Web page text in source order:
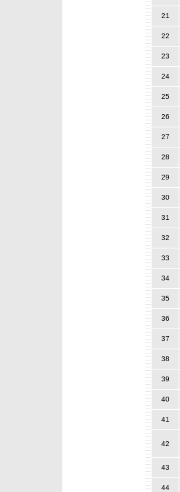
21
22
23
24
25
26
27
28
29
30
31
32
33
34
35
36
37
38
39
40
41
42
43
44